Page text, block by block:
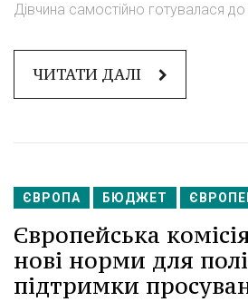
Дівчина самостійно готувалася до
ЧИТАТИ ДАЛІ
ЄВРОПА БЮДЖЕТ
Європейська
нові норми для
підтримки